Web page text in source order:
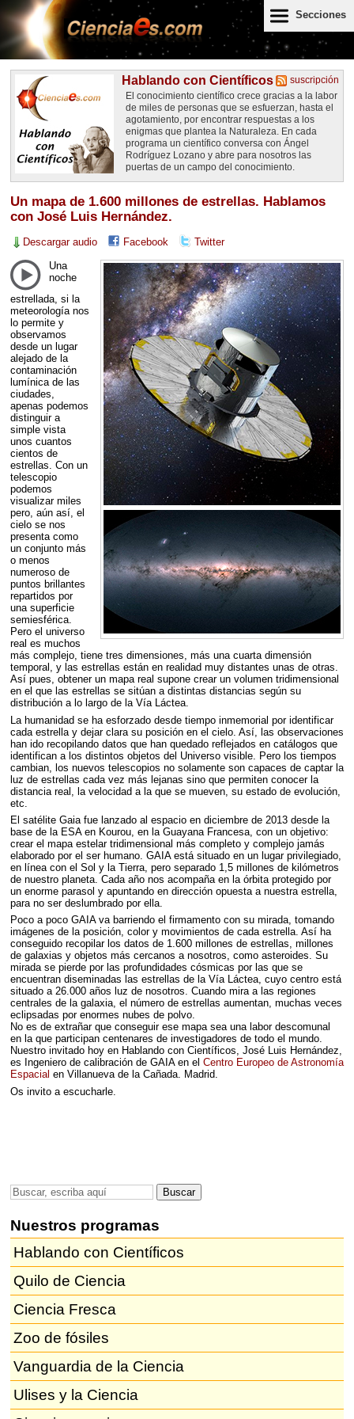
Secciones
suscripción
Hablando con Científicos
El conocimiento científico crece gracias a la labor
de miles de personas que se esfuerzan, hasta el
agotamiento, por encontrar respuestas a los
enigmas que plantea la Naturaleza. En cada
programa un científico conversa con Ángel
Rodríguez Lozano y abre para nosotros las
puertas de un campo del conocimiento.
Un mapa de 1.600 millones de estrellas. Hablamos
con José Luis Hernández.
Descargar audio Facebook Twitter
Una
noche
estrellada, si la
meteorología nos
lo permite y
observamos
desde un lugar
alejado de la
contaminación
lumínica de las
ciudades,
apenas podemos
distinguir a
simple vista
unos cuantos
cientos de
estrellas. Con un
telescopio
podemos
visualizar miles
pero, aún así, el
cielo se nos
presenta como
un conjunto más
o menos
numeroso de
puntos brillantes
repartidos por
una superficie
semiesférica.
Pero el universo
real es muchos
más complejo, tiene tres dimensiones, más una cuarta dimensión
temporal, y las estrellas están en realidad muy distantes unas de otras.
Así pues, obtener un mapa real supone crear un volumen tridimensional
en el que las estrellas se sitúan a distintas distancias según su
distribución a lo largo de la Vía Láctea.
La humanidad se ha esforzado desde tiempo inmemorial por identificar
cada estrella y dejar clara su posición en el cielo. Así, las observaciones
han ido recopilando datos que han quedado reflejados en catálogos que
identifican a los distintos objetos del Universo visible. Pero los tiempos
cambian, los nuevos telescopios no solamente son capaces de captar la
luz de estrellas cada vez más lejanas sino que permiten conocer la
distancia real, la velocidad a la que se mueven, su estado de evolución,
etc.
El satélite Gaia fue lanzado al espacio en diciembre de 2013 desde la
base de la ESAen Kourou, en la Guayana Francesa, con un objetivo:
crear el mapa estelar tridimensional más completo y complejo jamás
elaborado por el ser humano. GAIAestá situado en un lugar privilegiado,
en línea con el Sol y la Tierra, pero separado 1,5 millones de kilómetros
de nuestro planeta. Cada año nos acompaña en la órbita protegido por
un enorme parasol y apuntando en dirección opuesta a nuestra estrella,
para no ser deslumbrado por ella.
Poco a poco GAIAva barriendo el firmamento con su mirada, tomando
imágenes de la posición, color y movimientos de cada estrella. Así ha
conseguido recopilar los datos de 1.600 millones de estrellas, millones
de galaxias y objetos más cercanos a nosotros, como asteroides. Su
mirada se pierde por las profundidades cósmicas por las que se
encuentran diseminadas las estrellas de la Vía Láctea, cuyo centro está
situado a 26.000 años luz de nosotros. Cuando mira a las regiones
centrales de la galaxia, el número de estrellas aumentan, muchas veces
eclipsadas por enormes nubes de polvo.
No es de extrañar que conseguir ese mapa sea una labor descomunal
en la que participan centenares de investigadores de todo el mundo.
Nuestro invitado hoy en Hablando con Científicos, José Luis Hernández,
es Ingeniero de calibración de GAIAen el Centro Europeo de Astronomía
Espacial en Villanueva de la Cañada. Madrid.
Os invito a escucharle.
Nuestros programas
Hablando con Científicos
Quilo de Ciencia
Ciencia Fresca
Zoo de fósiles
Vanguardia de la Ciencia
Ulises y la Ciencia